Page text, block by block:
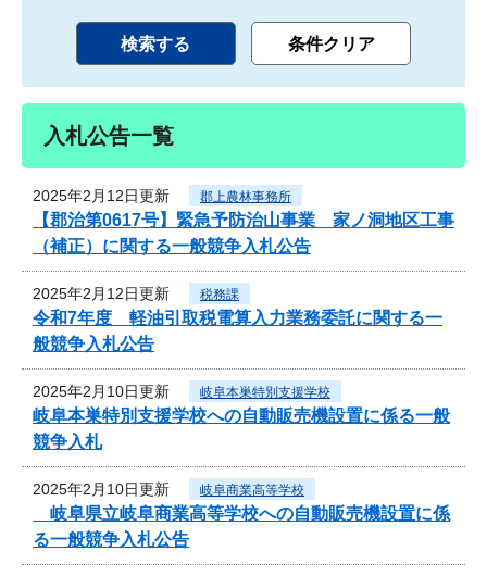
入札公告一覧
2025年2月12日更新 郡上農林事務所
【郡治第0617号】緊急予防治山事業 家ノ洞地区工事
（補正）に関する一般競争入札公告
2025年2月12日更新 税務課
令和7年度 軽油引取税電算入力業務委託に関する一
般競争入札公告
2025年2月10日更新 岐阜本巣特別支援学校
岐阜本巣特別支援学校への自動販売機設置に係る一般
競争入札
2025年2月10日更新 岐阜商業高等学校
岐阜県立岐阜商業高等学校への自動販売機設置に係
る一般競争入札公告